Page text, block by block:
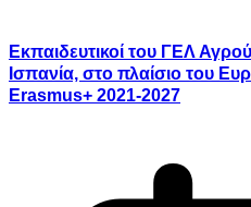
Εκπαιδευτικοί του ΓΕΛ
Ισπανία, στο πλαίσιο του
Erasmus+ 2021-2027